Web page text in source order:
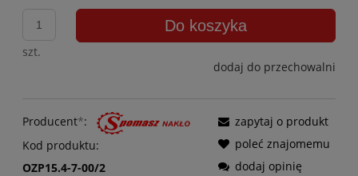
szt.
Do koszyka
dodaj do przechowalni
Producent*:
Kod produktu:
OZP15.4-7-00/2
zapytaj o produkt
poleć znajomemu
dodaj opinię